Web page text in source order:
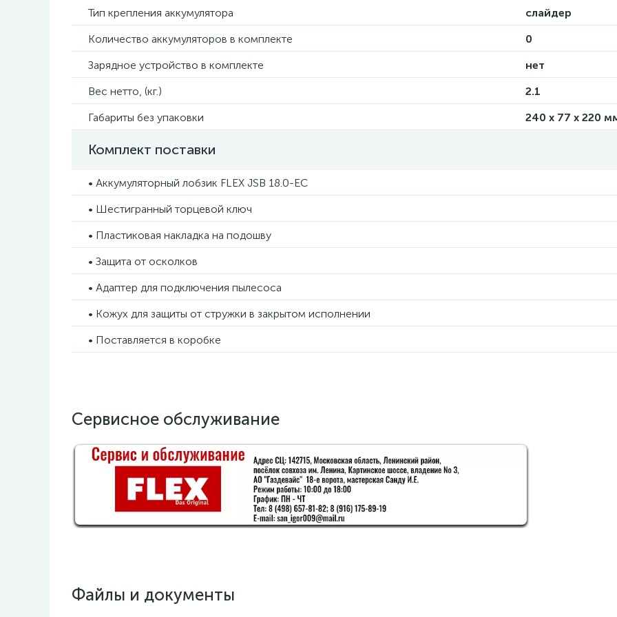
Тип крепления аккумулятора
слайдер
Количество аккумуляторов в комплекте
0
Зарядное устройство в комплекте
нет
Вес нетто, (кг.)
2.1
Габариты без упаковки
240 x 77 x 220
Комплект поставки
• Аккумуляторный лобзик FLEX JSB 18.0-EC
• Шестигранный торцевой ключ
• Пластиковая накладка на подошву
• Защита от осколков
• Адаптер для подключения пылесоса
• Кожух для защиты от стружки в закрытом исполнении
• Поставляется в коробке
Сервисное обслуживание
Файлы и документы